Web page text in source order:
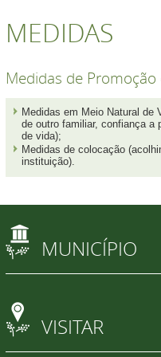
MEDIDAS
Medidas de Promoção
Medidas em Meio Natural de
de outro familiar, confiança a
de vida);
Medidas de colocação
instituição).
MUNICÍPIO
VISITAR